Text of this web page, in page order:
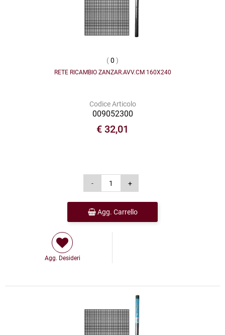
(0 )
RETE RICAMBIO ZANZAR.AVV.CM 160X240
Codice Articolo
009052300
€ 32,01
Agg. Carrello
Agg. Desideri